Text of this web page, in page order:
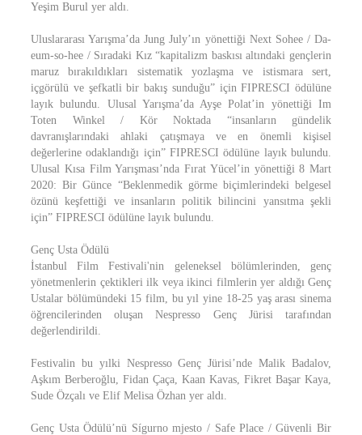
Yeşim Burul yer aldı.
Uluslararası Yarışma’da Jung July’ın yönettiği Next Sohee / Da-
eum-so-hee / Sıradaki Kız “kapitalizm baskısı altındaki gençlerin
maruz bırakıldıkları sistematik yozlaşma ve istismara sert,
içgörülü ve şefkatli bir bakış sunduğu” için FIPRESCI ödülüne
layık bulundu. Ulusal Yarışma’da Ayşe Polat’in yönettiği Im
Toten Winkel / Kör Noktada “insanların gündelik
davranışlarındaki ahlaki çatışmaya ve en önemli kişisel
değerlerine odaklandığı için” FIPRESCI ödülüne layık bulundu.
Ulusal Kısa Film Yarışması’nda Fırat Yücel’in yönettiği 8 Mart
2020: Bir Günce “Beklenmedik görme biçimlerindeki belgesel
özünü keşfettiği ve insanların politik bilincini yansıtma şekli
için” FIPRESCI ödülüne layık bulundu.
Genç Usta Ödülü
İstanbul Film Festivali'nin geleneksel bölümlerinden, genç
yönetmenlerin çektikleri ilk veya ikinci filmlerin yer aldığı Genç
Ustalar bölümündeki 15 film, bu yıl yine 18-25 yaş arası sinema
öğrencilerinden oluşan Nespresso Genç Jürisi tarafından
değerlendirildi.
Festivalin bu yılki Nespresso Genç Jürisi’nde Malik Badalov,
Aşkım Berberoğlu, Fidan Çaça, Kaan Kavas, Fikret Başar Kaya,
Sude Özçalı ve Elif Melisa Özhan yer aldı.
Genç Usta Ödülü’nü Sígurno mjesto / Safe Place / Güvenli Bir